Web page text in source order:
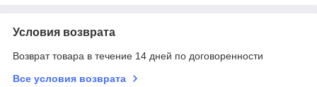
Условия возврата
Возврат товара в течение 14 дней по договоренности
Все условия возврата